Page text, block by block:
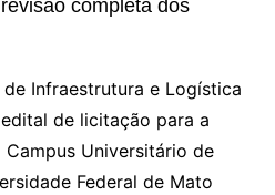
n
s
sr
o
s
completa dos
Infraestrutura e Logística
de licitação para a
Universitário de
Federal de Mato